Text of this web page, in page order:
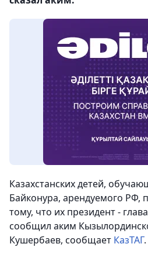
Казахстанских детей,
Байконура, арендуемого РФ,
тому, что их президент -
сообщил аким
Кушербаев, сообщает КазТАГ.